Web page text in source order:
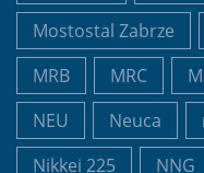
Mostostal Zabrze
MRB
MRC
NEU
Neuca
Nikkei 225
NNG